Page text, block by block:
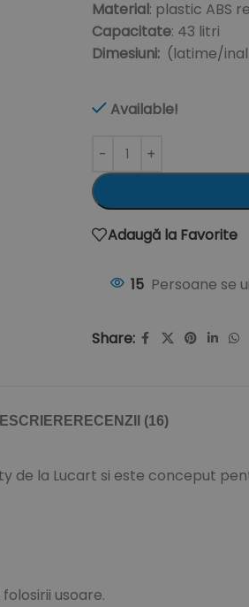
Material: plastic ABS
Capacitate: 43 litri
Dimesiuni: (latime/
Available!
Adaugă la Favorite
15 Persoane se
Share:
RECENZII (16)
de la Lucart si este conceput
usoare.